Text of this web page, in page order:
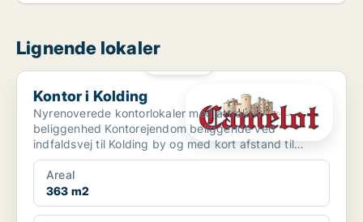
Lignende lokaler
Kontor i Kolding
Kontor i Kolding
Nyrenoverede kontorlokaler med attraktiv
beliggenhed Kontorejendom beliggende ved
indfaldsvej til Kolding by og med kort afstand til
motorvejen udbydes nu ...
Areal
363 m2